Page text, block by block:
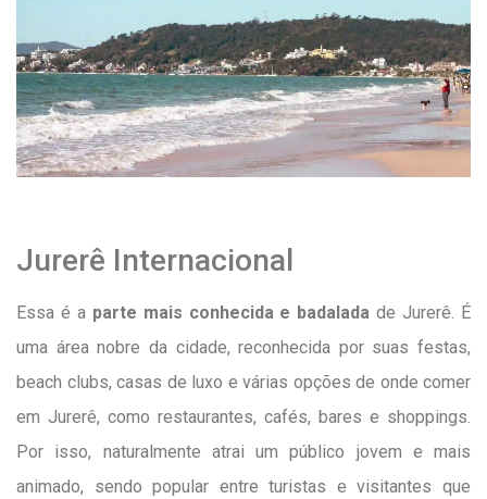
Jurerê Internacional
Essa é a parte mais conhecida e badalada de Jurerê. É
uma área nobre da cidade, reconhecida por suas festas,
beach clubs, casas de luxo e várias opções de onde comer
em Jurerê, como restaurantes, cafés, bares e shoppings.
Por isso, naturalmente atrai um público jovem e mais
animado, sendo popular entre turistas e visitantes que